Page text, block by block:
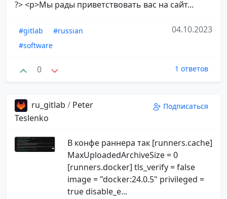
?> <p>Мы рады приветствовать вас на сайт...
#gitlab
#russian
#software
04.10.2023
0 1 ответов
ru_gitlab / Peter
Teslenko
Подписаться
В конфе раннера так [runners.cache]
MaxUploadedArchiveSize = 0
[runners.docker] tls_verify = false
image = "docker:24.0.5" privileged =
true disable_e...